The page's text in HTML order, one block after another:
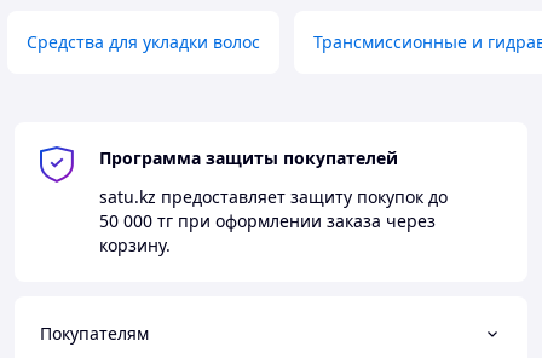
Средства для укладки волос Трансмиссионные и
Программа защиты покупателей
satu.kz предоставляет защиту покупок до
50 000 тг при оформлении заказа через
корзину.
Покупателям